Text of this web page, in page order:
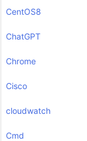
CentOS8
ChatGPT
Chrome
Cisco
cloudwatch
Cmd